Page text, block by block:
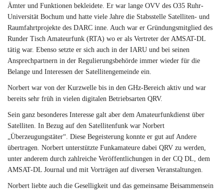
Ämter und Funktionen bekleidete. Er war lange OVV des O35 Ruhr-
Universität Bochum und hatte viele Jahre die Stabsstelle Satelliten- und
Raumfahrtprojekte des DARC inne. Auch war er Gründungsmitglied des
Runder Tisch Amateurfunk (RTA) wo er als Vertreter der AMSAT-DL
tätig war. Ebenso setzte er sich auch in der IARU und bei seinen
Ansprechpartnern in der Regulierungsbehörde immer wieder für die
Belange und Interessen der Satellitengemeinde ein.
Norbert war von der Kurzwelle bis in den GHz-Bereich aktiv und war
bereits sehr früh in vielen digitalen Betriebsarten QRV.
Sein ganz besonderes Interesse galt aber dem Amateurfunkdienst über
Satelliten. In Bezug auf den Satellitenfunk war Norbert
„Überzeugungstäter“. Diese Begeisterung konnte er gut auf Andere
übertragen. Norbert unterstützte Funkamateure dabei QRV zu werden,
unter anderem durch zahlreiche Veröffentlichungen in der CQ DL, dem
AMSAT-DL Journal und mit Vorträgen auf diversen Veranstaltungen.
Norbert liebte auch die Geselligkeit und das gemeinsame Beisammensein